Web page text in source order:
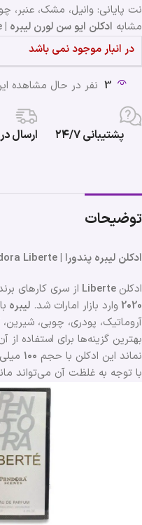
نت پایانی: وانیل، مشک، عنبر،
مشابه ادکلن ایو سن لورن لیبره | Yves Saint Laurent Libre
در انبار موجود نمی باشد
3 نفر در حال مشاهده
پشتیبانی ۲۴/۷ ارسال
توضیحات
ادکلن لیبره پندورا | Pendora Liberte
ادکلن Liberte از سری کارهای
2020 وارد بازار امارات شد. لیبره
آروماتیک، پودری، چوبی،
بهترین گزینه‌ها برای استفاده
نماند این ادکلن با حجم ۱۰۰
با توجه به غلظت آن می‌تواند